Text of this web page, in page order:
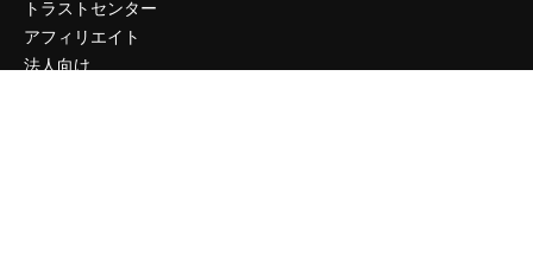
トラストセンター
アフィリエイト
法人向け